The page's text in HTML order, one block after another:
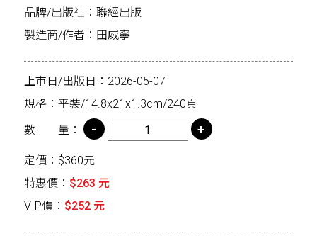
品牌/出版社：聯經出版
製造商/作者：田威寧
上市日/出版日：2026-05-07
規格：平裝/14.8x21x1.3cm/240頁
數 量：
定價：$360元
特惠價： $263 元
VIP價： $252 元